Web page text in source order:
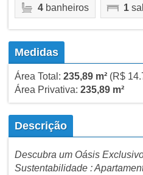
4banheiros 1
Medidas
Área Total: 235,89 m²(R$
Área Privativa: 235,89 m²
Descrição
Descubra um Oásis
Sustentabilidade :